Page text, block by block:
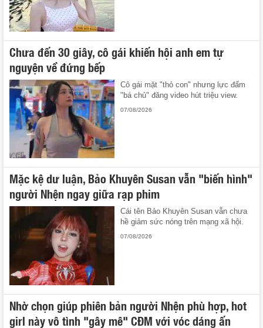
Chưa đến 30 giây, cô gái khiến hội anh em tự
nguyện về đứng bếp
Cô gái mặt "thỏ con" nhưng lực đấm
"bá chủ" đăng video hút triệu view.
07/08/2026
Mặc kệ dư luận, Bảo Khuyên Susan vẫn "biến hình"
người Nhện ngay giữa rạp phim
Cái tên Bảo Khuyên Susan vẫn chưa
hề giảm sức nóng trên mạng xã hội.
07/08/2026
Nhờ chọn giúp phiên bản người Nhện phù hợp, hot
girl này vô tình "gây mê" CĐM với vóc dáng ấn